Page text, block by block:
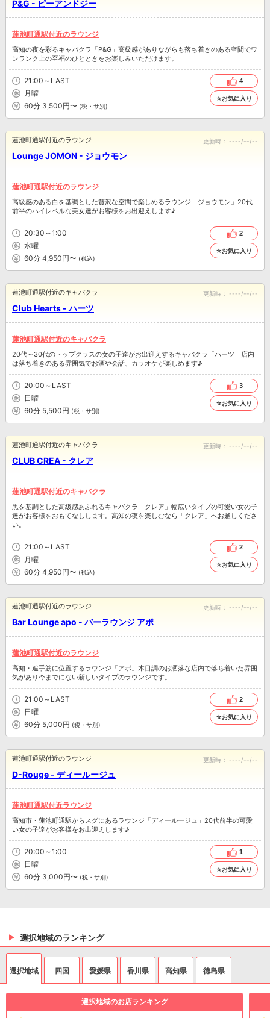
P&G - ピーアンドジー
蓮池町通駅付近のラウンジ
高知の夜を彩るキャバクラ「P&G」高級感がありながらも落ち着きのある空間でワ
ンランク上の至福のひとときをお楽しみいただけます。
21:00～LAST
月曜
60分 3,500円〜 (税・サ別)
4
☆お気に入り
Lounge JOMON - ジョウモン
蓮池町通駅付近のラウンジ 更新時： ----/--/--
蓮池町通駅付近のラウンジ
高級感のある白を基調とした贅沢な空間で楽しめるラウンジ「ジョウモン」20代
前半のハイレベルな美女達がお客様をお出迎えします♪
20:30～1:00
水曜
60分 4,950円〜 (税込)
2
☆お気に入り
Club Hearts - ハーツ
蓮池町通駅付近のキャバクラ 更新時： ----/--/--
蓮池町通駅付近のキャバクラ
20代～30代のトップクラスの女の子達がお出迎えするキャバクラ「ハーツ」店内
は落ち着きのある雰囲気でお酒や会話、カラオケが楽しめます♪
20:00～LAST
日曜
60分 5,500円 (税・サ別)
3
☆お気に入り
CLUB CREA - クレア
蓮池町通駅付近のキャバクラ 更新時： ----/--/--
蓮池町通駅付近のキャバクラ
黒を基調とした高級感あふれるキャバクラ「クレア」幅広いタイプの可愛い女の子
達がお客様をおもてなしします。高知の夜を楽しむなら「クレア」へお越しくださ
い。
21:00～LAST
月曜
60分 4,950円〜 (税込)
2
☆お気に入り
Bar Lounge apo - バーラウンジ アポ
蓮池町通駅付近のラウンジ 更新時： ----/--/--
蓮池町通駅付近のラウンジ
高知・追手筋に位置するラウンジ「アポ」木目調のお洒落な店内で落ち着いた雰囲
気があり今までにない新しいタイプのラウンジです。
21:00～LAST
日曜
60分 5,000円 (税・サ別)
2
☆お気に入り
D-Rouge - ディールージュ
蓮池町通駅付近のラウンジ 更新時： ----/--/--
蓮池町通駅付近ラウンジ
高知市・蓮池町通駅からスグにあるラウンジ「ディールージュ」20代前半の可愛
い女の子達がお客様をお出迎えします♪
20:00～1:00
日曜
60分 3,000円〜 (税・サ別)
1
☆お気に入り
選択地域のランキング
選択地域 四国 愛媛県 香川県 高知県 徳島県
選択地域のお店ランキング